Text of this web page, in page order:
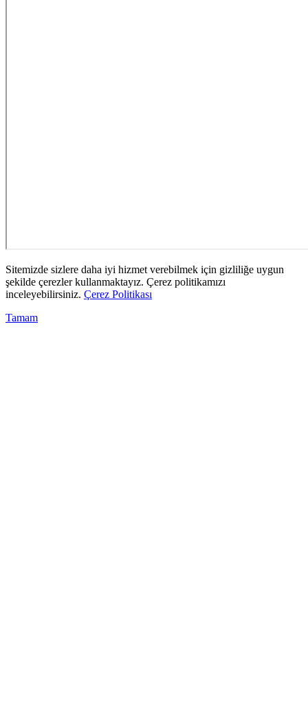
Sitemizde sizlere daha iyi hizmet verebilmek için gizliliğe uygun
şekilde çerezler kullanmaktayız. Çerez politikamızı
inceleyebilirsiniz. Çerez Politikası
Tamam